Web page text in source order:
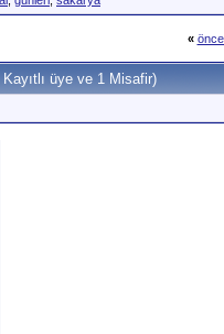
«
Kayıtlı üye ve 1 Misafir)